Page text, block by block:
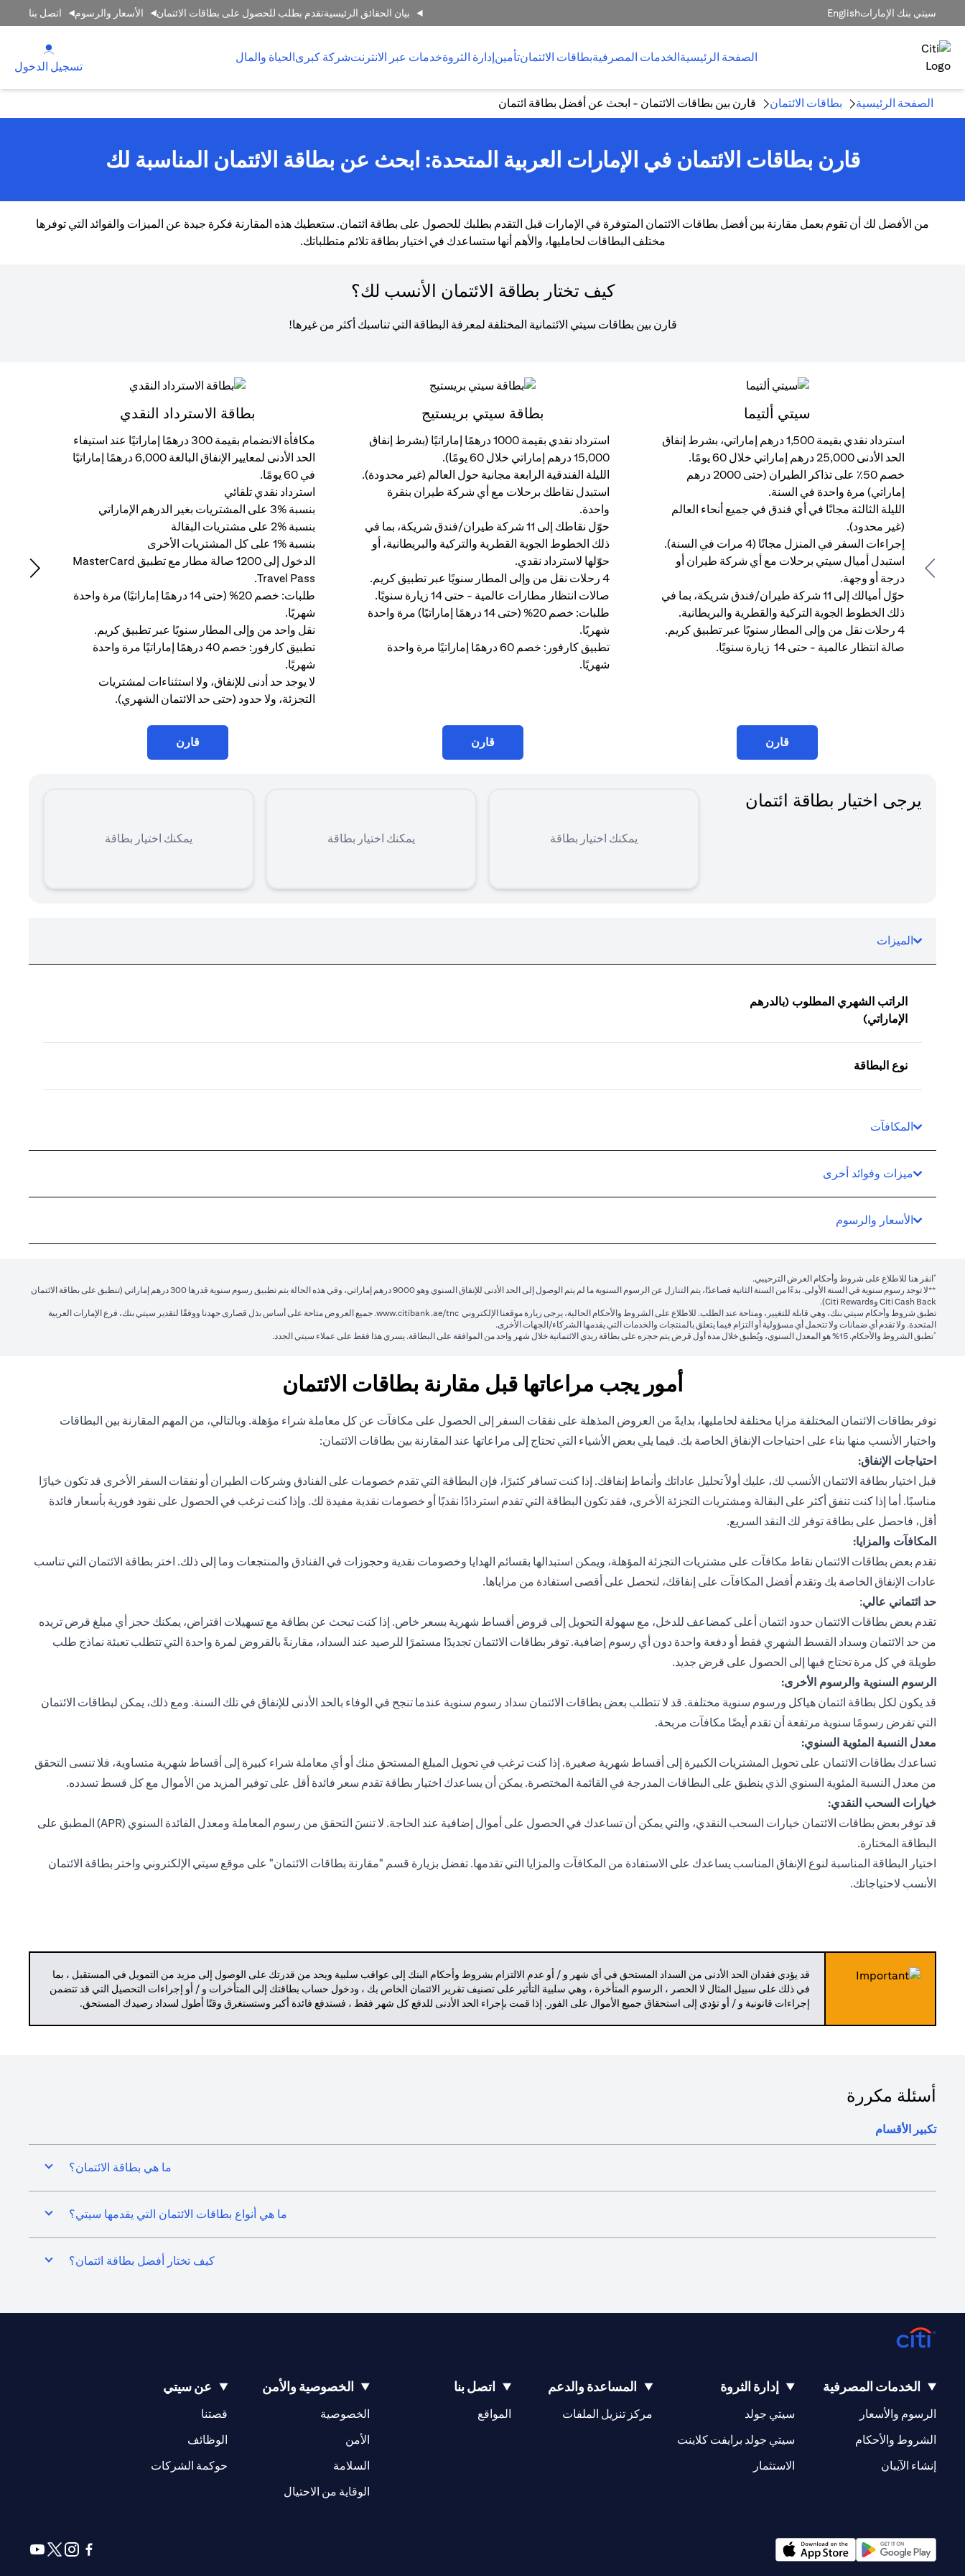
سيتي بنك الإماراتEnglish بيان الحقائق الرئيسيةتقدم بطلب للحصول على بطاقات الائتمان الأسعار والرسوم اتصل بنا
الصفحة الرئيسيةالخدمات المصرفيةبطاقات الائتمانتأمينإدارة الثروةخدمات عبر الانترنتشركة كبرىالحياة والمال
تسجيل الدخول
الصفحة الرئيسية بطاقات الائتمان قارن بين بطاقات الائتمان - ابحث عن أفضل بطاقة ائتمان
قارن بطاقات الائتمان في الإمارات العربية المتحدة: ابحث عن بطاقة الائتمان المناسبة لك
من الأفضل لك أن تقوم بعمل مقارنة بين أفضل بطاقات الائتمان المتوفرة في الإمارات قبل التقدم بطلبك للحصول على بطاقة ائتمان. ستعطيك هذه المقارنة فكرة جيدة عن الميزات والفوائد التي توفرها
مختلف البطاقات لحامليها، والأهم أنها ستساعدك في اختيار بطاقة تلائم متطلباتك.
كيف تختار بطاقة الائتمان الأنسب لك؟
قارن بين بطاقات سيتي الائتمانية المختلفة لمعرفة البطاقة التي تناسبك أكثر من غيرها!
Previous
سيتي ألتيما
استرداد نقدي بقيمة 1,500 درهم إماراتي، بشرط إنفاق
الحد الأدنى 25,000 درهم إماراتي خلال 60 يومًا.
خصم 50٪ على تذاكر الطيران (حتى 2000 درهم
إماراتي) مرة واحدة في السنة.
الليلة الثالثة مجانًا في أي فندق في جميع أنحاء العالم
(غير محدود).
إجراءات السفر في المنزل مجانًا (4 مرات في السنة).
استبدل أميال سيتي برحلات مع أي شركة طيران أو
درجة أو وجهة.
حوّل أميالك إلى 11 شركة طيران/فندق شريكة، بما في
ذلك الخطوط الجوية التركية والقطرية والبريطانية.
4 رحلات نقل من وإلى المطار سنويًا عبر تطبيق كريم.
صالة انتظار عالمية - حتى 14 زيارة سنويًا.
قارن
بطاقة سيتي بريستيج
استرداد نقدي بقيمة 1000 درهمًا إماراتيًا (بشرط إنفاق
15,000 درهم إماراتي خلال 60 يومًا).
الليلة الفندقية الرابعة مجانية حول العالم (غير محدودة).
استبدل نقاطك برحلات مع أي شركة طيران بنقرة
واحدة.
حوّل نقاطك إلى 11 شركة طيران/فندق شريكة، بما في
ذلك الخطوط الجوية القطرية والتركية والبريطانية، أو
حوّلها لاسترداد نقدي.
4 رحلات نقل من وإلى المطار سنويًا عبر تطبيق كريم.
صالات انتظار مطارات عالمية - حتى 14 زيارة سنويًا.
طلبات: خصم 20% (حتى 14 درهمًا إماراتيًا) مرة واحدة
شهريًا.
تطبيق كارفور: خصم 60 درهمًا إماراتيًا مرة واحدة
شهريًا.
قارن
بطاقة الاسترداد النقدي
مكافأة الانضمام بقيمة 300 درهمًا إماراتيًا عند استيفاء
الحد الأدنى لمعايير الإنفاق البالغة 6,000 درهمًا إماراتيًا
في 60 يومًا.
استرداد نقدي تلقائي
بنسبة %3 على المشتريات بغير الدرهم الإماراتي
بنسبة %2 على مشتريات البقالة
بنسبة %1 على كل المشتريات الأخرى
الدخول إلى 1200 صالة مطار مع تطبيق MasterCard
Travel Pass.
طلبات: خصم 20% (حتى 14 درهمًا إماراتيًا) مرة واحدة
شهريًا.
نقل واحد من وإلى المطار سنويًا عبر تطبيق كريم.
تطبيق كارفور: خصم 40 درهمًا إماراتيًا مرة واحدة
شهريًا.
لا يوجد حد أدنى للإنفاق، ولا استثناءات لمشتريات
التجزئة، ولا حدود (حتى حد الائتمان الشهري).
قارن
Next
يرجى اختيار بطاقة ائتمان
يمكنك اختيار بطاقة يمكنك اختيار بطاقة يمكنك اختيار بطاقة
الميزات
الراتب الشهري المطلوب (بالدرهم
الإماراتي)
نوع البطاقة
المكافآت
ميزات وفوائد أخرى
الأسعار والرسوم
*انقر هنا (opens in a new tab)للاطلاع على شروط وأحكام العرض الترحيبي.
**لا توجد رسوم سنوية في السنة الأولى. بدءًا من السنة الثانية فصاعدًا، يتم التنازل عن الرسوم السنوية ما لم يتم الوصول إلى الحد الأدنى للإنفاق السنوي وهو 9000 درهم إماراتي، وفي هذه الحالة يتم تطبيق رسوم سنوية قدرها 300 درهم إماراتي (تنطبق على بطاقة الائتمان
Citi Cash Back وCiti Rewards).
تطبق شروط وأحكام سيتي بنك، وهي قابلة للتغيير، ومتاحة عند الطلب. للاطلاع على الشروط والأحكام الحالية، يرجى زيارة موقعنا الإلكتروني www.citibank.ae/tnc
(opens in a new tab). جميع العروض متاحة على أساس بذل قصارى جهدنا ووفقًا لتقدير سيتي بنك، فرع الإمارات العربية
المتحدة. ولا تقدم أي ضمانات ولا تتحمل أي مسؤولية أو التزام فيما يتعلق بالمنتجات والخدمات التي يقدمها الشركاء/الجهات الأخرى.
*تطبق الشروط والأحكام. 15% هو المعدل السنوي، ويُطبق خلال مدة أول قرض يتم حجزه على بطاقة ريدي الائتمانية خلال شهر واحد من الموافقة على البطاقة. يسري هذا فقط على عملاء سيتي الجدد.
أمور يجب مراعاتها قبل مقارنة بطاقات الائتمان
توفر بطاقات الائتمان المختلفة مزايا مختلفة لحامليها، بدايةً من العروض المذهلة على نفقات السفر إلى الحصول على مكافآت عن كل معاملة شراء مؤهلة. وبالتالي، من المهم المقارنة بين البطاقات
واختيار الأنسب منها بناء على احتياجات الإنفاق الخاصة بك. فيما يلي بعض الأشياء التي تحتاج إلى مراعاتها عند المقارنة بين بطاقات الائتمان:
احتياجات الإنفاق:
قبل اختيار بطاقة الائتمان الأنسب لك، عليك أولاً تحليل عاداتك وأنماط إنفاقك. إذا كنت تسافر كثيرًا، فإن البطاقة التي تقدم خصومات على الفنادق وشركات الطيران أو نفقات السفر الأخرى قد تكون خيارًا
مناسبًا. أما إذا كنت تنفق أكثر على البقالة ومشتريات التجزئة الأخرى، فقد تكون البطاقة التي تقدم استردادًا نقديًا أو خصومات نقدية مفيدة لك. وإذا كنت ترغب في الحصول على نقود فورية بأسعار فائدة
أقل، فاحصل على بطاقة توفر لك النقد السريع.
المكافآت والمزايا:
تقدم بعض بطاقات الائتمان نقاط مكافآت على مشتريات التجزئة المؤهلة، ويمكن استبدالها بقسائم الهدايا وخصومات نقدية وحجوزات في الفنادق والمنتجعات وما إلى ذلك. اختر بطاقة الائتمان التي تناسب
عادات الإنفاق الخاصة بك وتقدم أفضل المكافآت على إنفاقك، لتحصل على أقصى استفادة من مزاياها.
حد ائتماني عالي:
تقدم بعض بطاقات الائتمان حدود ائتمان أعلى كمضاعف للدخل، مع سهولة التحويل إلى قروض أقساط شهرية بسعر خاص. إذا كنت تبحث عن بطاقة مع تسهيلات اقتراض، يمكنك حجز أي مبلغ قرض تريده
من حد الائتمان وسداد القسط الشهري فقط أو دفعة واحدة دون أي رسوم إضافية. توفر بطاقات الائتمان تجديدًا مستمرًا للرصيد عند السداد، مقارنةً بالقروض لمرة واحدة التي تتطلب تعبئة نماذج طلب
طويلة في كل مرة تحتاج فيها إلى الحصول على قرض جديد.
الرسوم السنوية والرسوم الأخرى:
قد يكون لكل بطاقة ائتمان هياكل ورسوم سنوية مختلفة. قد لا تتطلب بعض بطاقات الائتمان سداد رسوم سنوية عندما تنجح في الوفاء بالحد الأدنى للإنفاق في تلك السنة. ومع ذلك، يمكن لبطاقات الائتمان
التي تفرض رسومًا سنوية مرتفعة أن تقدم أيضًا مكافآت مربحة.
معدل النسبة المئوية السنوي:
تساعدك بطاقات الائتمان على تحويل المشتريات الكبيرة إلى أقساط شهرية صغيرة. إذا كنت ترغب في تحويل المبلغ المستحق منك أو أي معاملة شراء كبيرة إلى أقساط شهرية متساوية، فلا تنسى التحقق
من معدل النسبة المئوية السنوي الذي ينطبق على البطاقات المدرجة في القائمة المختصرة. يمكن أن يساعدك اختيار بطاقة تقدم سعر فائدة أقل على توفير المزيد من الأموال مع كل قسط تسدده.
خيارات السحب النقدي:
قد توفر بعض بطاقات الائتمان خيارات السحب النقدي، والتي يمكن أن تساعدك في الحصول على أموال إضافية عند الحاجة. لا تنسَ التحقق من رسوم المعاملة ومعدل الفائدة السنوي (APR) المطبق على
البطاقة المختارة.
اختيار البطاقة المناسبة لنوع الإنفاق المناسب يساعدك على الاستفادة من المكافآت والمزايا التي تقدمها. تفضل بزيارة قسم "مقارنة بطاقات الائتمان" على موقع سيتي الإلكتروني واختر بطاقة الائتمان
الأنسب لاحتياجاتك.
قد يؤدي فقدان الحد الأدنى من السداد المستحق في أي شهر و / أو عدم الالتزام بشروط وأحكام البنك إلى عواقب سلبية ويحد من قدرتك على الوصول إلى مزيد من التمويل في المستقبل ، بما
في ذلك على سبيل المثال لا الحصر ، الرسوم المتأخرة ، وهي سلبية التأثير على تصنيف تقرير الائتمان الخاص بك ، ودخول حساب بطاقتك إلى المتأخرات و / أو إجراءات التحصيل التي قد تتضمن
إجراءات قانونية و / أو تؤدي إلى استحقاق جميع الأموال على الفور. إذا قمت بإجراء الحد الأدنى للدفع كل شهر فقط ، فستدفع فائدة أكبر وستستغرق وقتًا أطول لسداد رصيدك المستحق.
أسئلة مكررة
تكبير الأقسام
ما هي بطاقة الائتمان؟
ما هي أنواع بطاقات الائتمان التي يقدمها سيتي؟
كيف تختار أفضل بطاقة ائتمان؟
الخدمات المصرفية
الرسوم والأسعار
الشروط والأحكام
إنشاء الآيبان
إدارة الثروة
سيتي جولد
سيتي جولد برايفت كلاينت
الاستثمار
المساعدة والدعم
مركز تنزيل الملفات
اتصل بنا
المواقع
(opens in a new tab)
الخصوصية والأمن
الخصوصية
الأمن
السلامة
الوقاية من الاحتيال
عن سيتي
قصتنا
(opens in a new tab)
الوظائف
(opens in a new tab)
حوكمة الشركات
(opens in a new tab)